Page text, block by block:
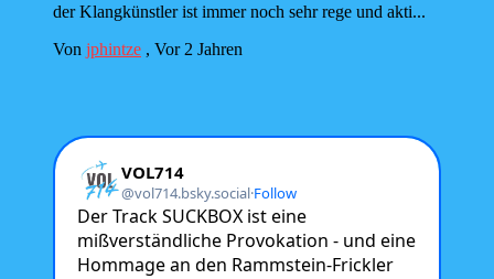
der Klangkünstler ist immer noch sehr rege und akti...
Von jphintze , Vor 2 Jahren